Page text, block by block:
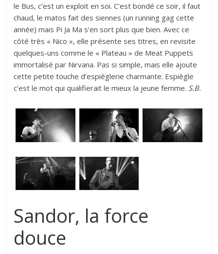
le Bus, c’est un exploit en soi. C’est bondé ce soir, il faut
chaud, le matos fait des siennes (un running gag cette
année) mais Pi Ja Ma s’en sort plus que bien. Avec ce
côté très « Nico », elle présente ses titres, en revisite
quelques-uns comme le « Plateau » de Meat Puppets
immortalisé par Nirvana. Pas si simple, mais elle ajoute
cette petite touche d’espièglerie charmante. Espiègle
c’est le mot qui qualifierait le mieux la jeune femme. S.B.
Sandor, la force
douce